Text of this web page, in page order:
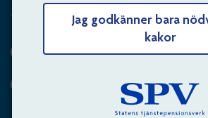
Jag godkänner bara
kakor
Hitta svaret på din fråga
Andra sätt att kontakta oss